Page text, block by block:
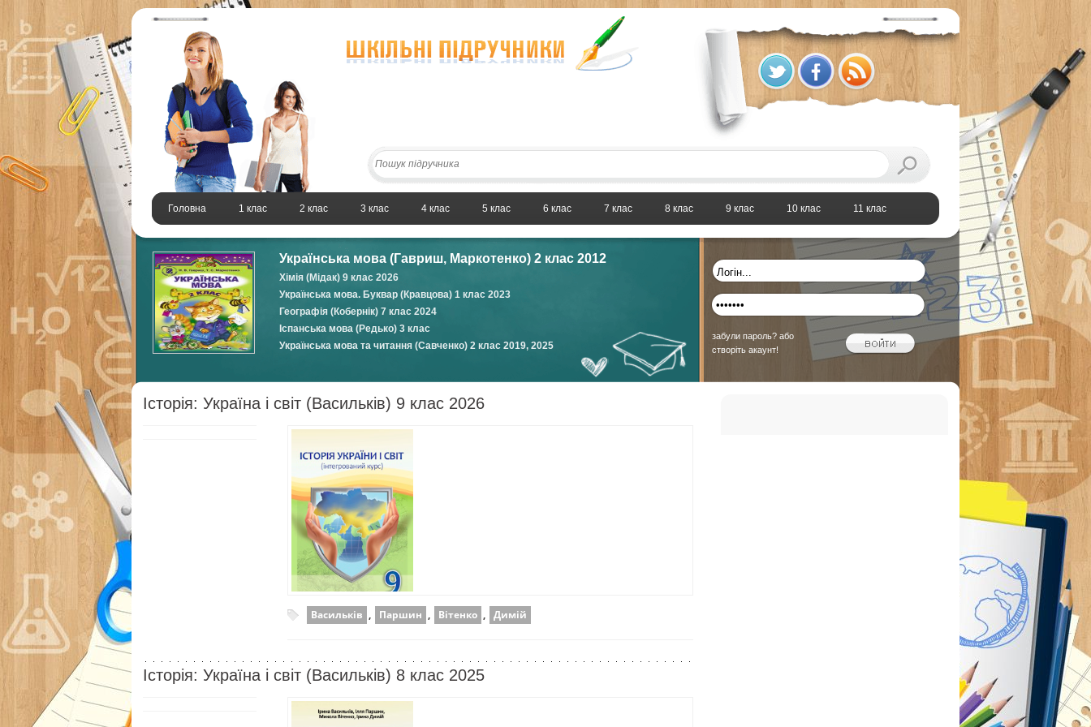
Головна 1 клас 2 клас 3 клас 4 клас 5 клас 6 клас 7 клас 8 клас 9 клас 10 клас 11 клас
забули пароль? або
створіть акаунт!
Українська мова (Гавриш, Маркотенко) 2 клас 2012
Хімія (Мідак) 9 клас 2026
Українська мова. Буквар (Кравцова) 1 клас 2023
Географія (Кобернік) 7 клас 2024
Іспанська мова (Редько) 3 клас
Українська мова та читання (Савченко) 2 клас 2019, 2025
Історія: Україна і світ (Васильків) 9 клас 2026
Васильків , Паршин , Вітенко , Димій
Історія: Україна і світ (Васильків) 8 клас 2025